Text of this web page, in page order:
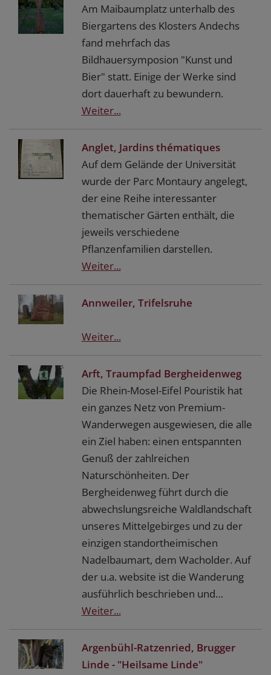
Am Maibaumplatz unterhalb des
Biergartens des Klosters Andechs
fand mehrfach das
Bildhauersymposion "Kunst und
Bier" statt. Einige der Werke sind
dort dauerhaft zu bewundern.
Weiter...
Anglet, Jardins thématiques
Auf dem Gelände der Universität
wurde der Parc Montaury angelegt,
der eine Reihe interessanter
thematischer Gärten enthält, die
jeweils verschiedene
Pflanzenfamilien darstellen.
Weiter...
Annweiler, Trifelsruhe
Weiter...
Arft, Traumpfad Bergheidenweg
Die Rhein-Mosel-Eifel Pouristik hat
ein ganzes Netz von Premium-
Wanderwegen ausgewiesen, die alle
ein Ziel haben: einen entspannten
Genuß der zahlreichen
Naturschönheiten. Der
Bergheidenweg führt durch die
abwechslungsreiche Waldlandschaft
unseres Mittelgebirges und zu der
einzigen standortheimischen
Nadelbaumart, dem Wacholder. Auf
der u.a. website ist die Wanderung
ausführlich beschrieben und…
Weiter...
Argenbühl-Ratzenried, Brugger
Linde - "Heilsame Linde"